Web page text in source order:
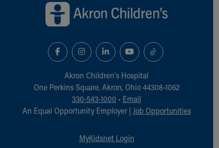
Akron Children‘s Hospital
One Perkins Square, Akron, Ohio 44308-1062
330-543-1000 • Email
An Equal Opportunity Employer | Job Opportunities
MyKidsnet Login